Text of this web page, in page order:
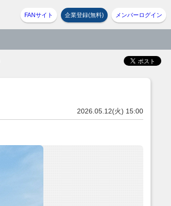
FANサイト 企業登録(無料) メンバーログイン
2026.05.12(火) 15:00